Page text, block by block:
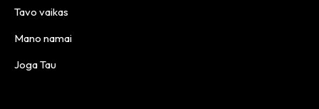
Tavo vaikas
Mano namai
Joga Tau